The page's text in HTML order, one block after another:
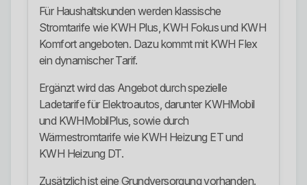
Für Haushaltskunden werden klassische
Stromtarife wie KWH Plus, KWH Fokus und KWH
Komfort angeboten. Dazu kommt mit KWH Flex
ein dynamischer Tarif.
Ergänzt wird das Angebot durch spezielle
Ladetarife für Elektroautos, darunter KWHMobil
und KWHMobilPlus, sowie durch
Wärmestromtarife wie KWH Heizung ET und
KWH Heizung DT.
Zusätzlich ist eine Grundversorgung vorhanden.